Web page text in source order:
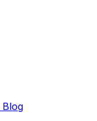
Blog